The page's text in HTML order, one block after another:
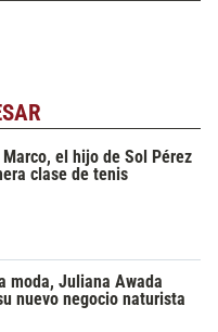
el hijo de Sol Pérez
clase de tenis
moda, Juliana Awada
nuevo negocio naturista